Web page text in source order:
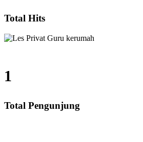
Total Hits
1
Total Pengunjung